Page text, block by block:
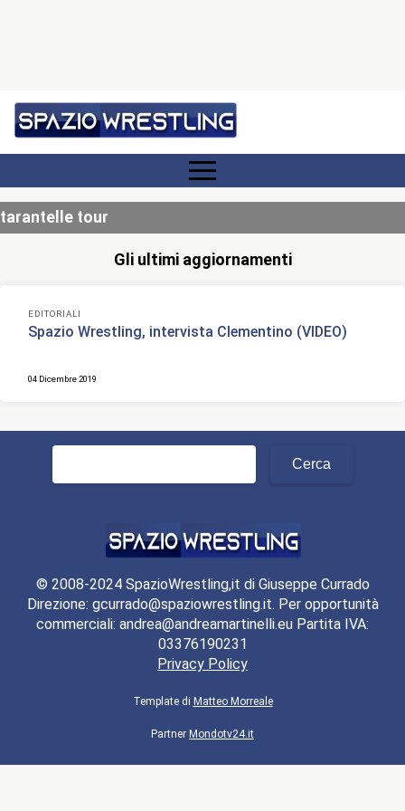
tarantelle tour
Gli ultimi aggiornamenti
EDITORIALI
Spazio Wrestling, intervista Clementino (VIDEO)
04 Dicembre 2019
Ricerca
© 2008-2024 SpazioWrestling,it di Giuseppe Currado
Direzione: gcurrado@spaziowrestling.it. Per opportunità
commerciali: andrea@andreamartinelli.eu Partita IVA:
03376190231
Privacy Policy
Template di Matteo Morreale
Partner Mondotv24.it